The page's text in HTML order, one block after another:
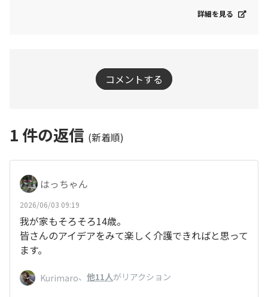
詳細を見る
コメントする
1 件の返信 (新着順)
はっちゃん
2026/06/03 09:19
我が家もそろそろ14歳。
皆さんのアイデアをみて楽しく介護できればと思って
ます。
Kurimaro、 他11人がリアクション